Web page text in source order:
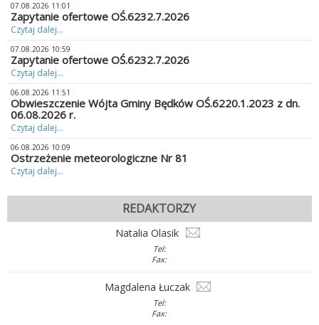
07.08.2026 11:01
Zapytanie ofertowe OŚ.6232.7.2026
Czytaj dalej...
07.08.2026 10:59
Zapytanie ofertowe OŚ.6232.7.2026
Czytaj dalej...
06.08.2026 11:51
Obwieszczenie Wójta Gminy Będków OŚ.6220.1.2023 z dn.
06.08.2026 r.
Czytaj dalej...
06.08.2026 10:09
Ostrzeżenie meteorologiczne Nr 81
Czytaj dalej...
REDAKTORZY
Natalia Olasik
Tel:
Fax:
Magdalena Łuczak
Tel:
Fax: